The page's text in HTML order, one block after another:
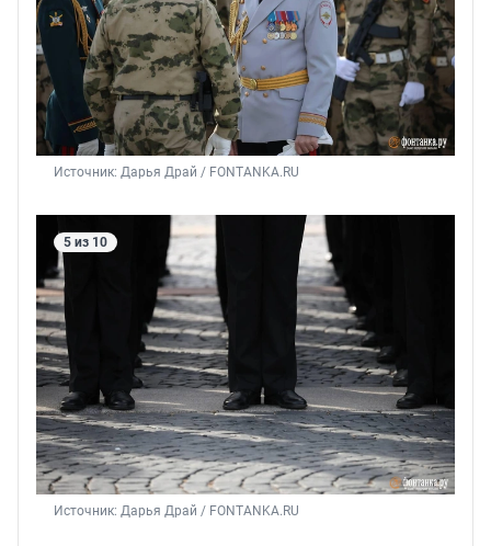
Источник: Дарья Драй / FONTANKA.RU
5 из 10
Источник: Дарья Драй / FONTANKA.RU